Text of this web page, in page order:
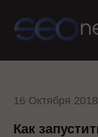
16 Октября 2018
Как